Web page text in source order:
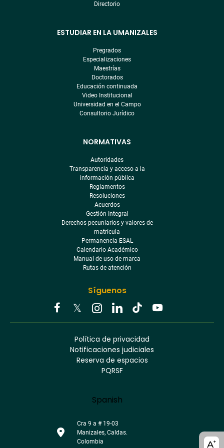
A11y
Síguenos
TwitterInstagramLinkedinTiktokYoutube
Directorio
ESTUDIAR EN LA UMANIZALES
Pregrados
Especializaciones
Maestrías
Doctorados
Educación continuada
Video Institucional
Universidad en el Campo
Consultorio Jurídico
NORMATIVAS
Autoridades
Transparencia y acceso a la
información pública
Reglamentos
Resoluciones
Acuerdos
Gestión Integral
Derechos pecuniarios y valores de
matrícula
Permanencia ESAL
Calendario Académico
Manual de uso de marca
Rutas de atención
Política de privacidad
Notificaciones judiciales
Reserva de espacios
PQRSF
Language
Spanish
Cra 9 a # 19-03
Manizales, Caldas.
Colombia